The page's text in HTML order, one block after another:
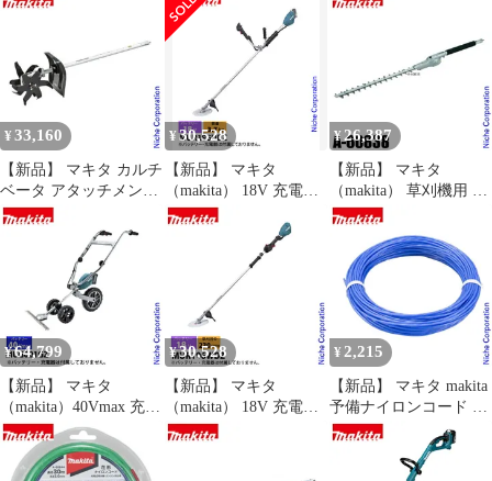
本体のみ MUR196LDZ
草刈機 刈払機 刈払い機
充電式 バッテリー式
MUR196SDWF 草刈機
刈払機 刈払い機 充電式
バッテリー式 電動 APT
¥ 33,160
【新品】 マキタ カルチ
ベータ アタッチメント
makita KR401MP A-
67309 多目的工具 スプ
リット 耕運 耕耘 耕う
ん カルチベーター
¥30,528
【新品】 マキタ
（makita） 18V 充電式
草刈機 Uハンドル 本体
のみ MUR196UDZ 草刈
機 刈払機 刈払い機 充
電式 バッテリー式 両手
ハンドル
¥ 26,387
【新品】 マキタ
（makita） 草刈機用 ス
トレートヘッジトリマ
アタッチメント
EN410MP A-60838 草刈
り機 刈払機 刈払い機
芝刈機
¥64,799
【新品】 マキタ
（makita）40Vmax 充電
式グラウンドトリマ 本
体のみ MUG001GZ 草
刈機 刈払機 刈払い機
¥30,528
【新品】 マキタ
（makita） 18V 充電式
草刈機 2グリップ 本体
¥ 2,215
【新品】 マキタ makita
予備ナイロンコード 花
形30m巻 A-66422 ナイ
ロンカッター ナイロン
コードカッター 草刈り